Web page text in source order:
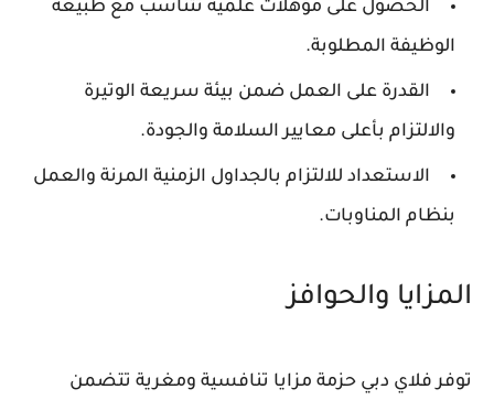
الحصول على مؤهلات علمية تتناسب مع طبيعة
الوظيفة المطلوبة.
القدرة على العمل ضمن بيئة سريعة الوتيرة
والالتزام بأعلى معايير السلامة والجودة.
الاستعداد للالتزام بالجداول الزمنية المرنة والعمل
بنظام المناوبات.
المزايا والحوافز
توفر فلاي دبي حزمة مزايا تنافسية ومغرية تتضمن